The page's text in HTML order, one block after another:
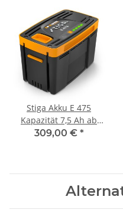
Stiga Akku E 475
Kapazität 7,5 Ah ab
SERIE 900
309,00 € *